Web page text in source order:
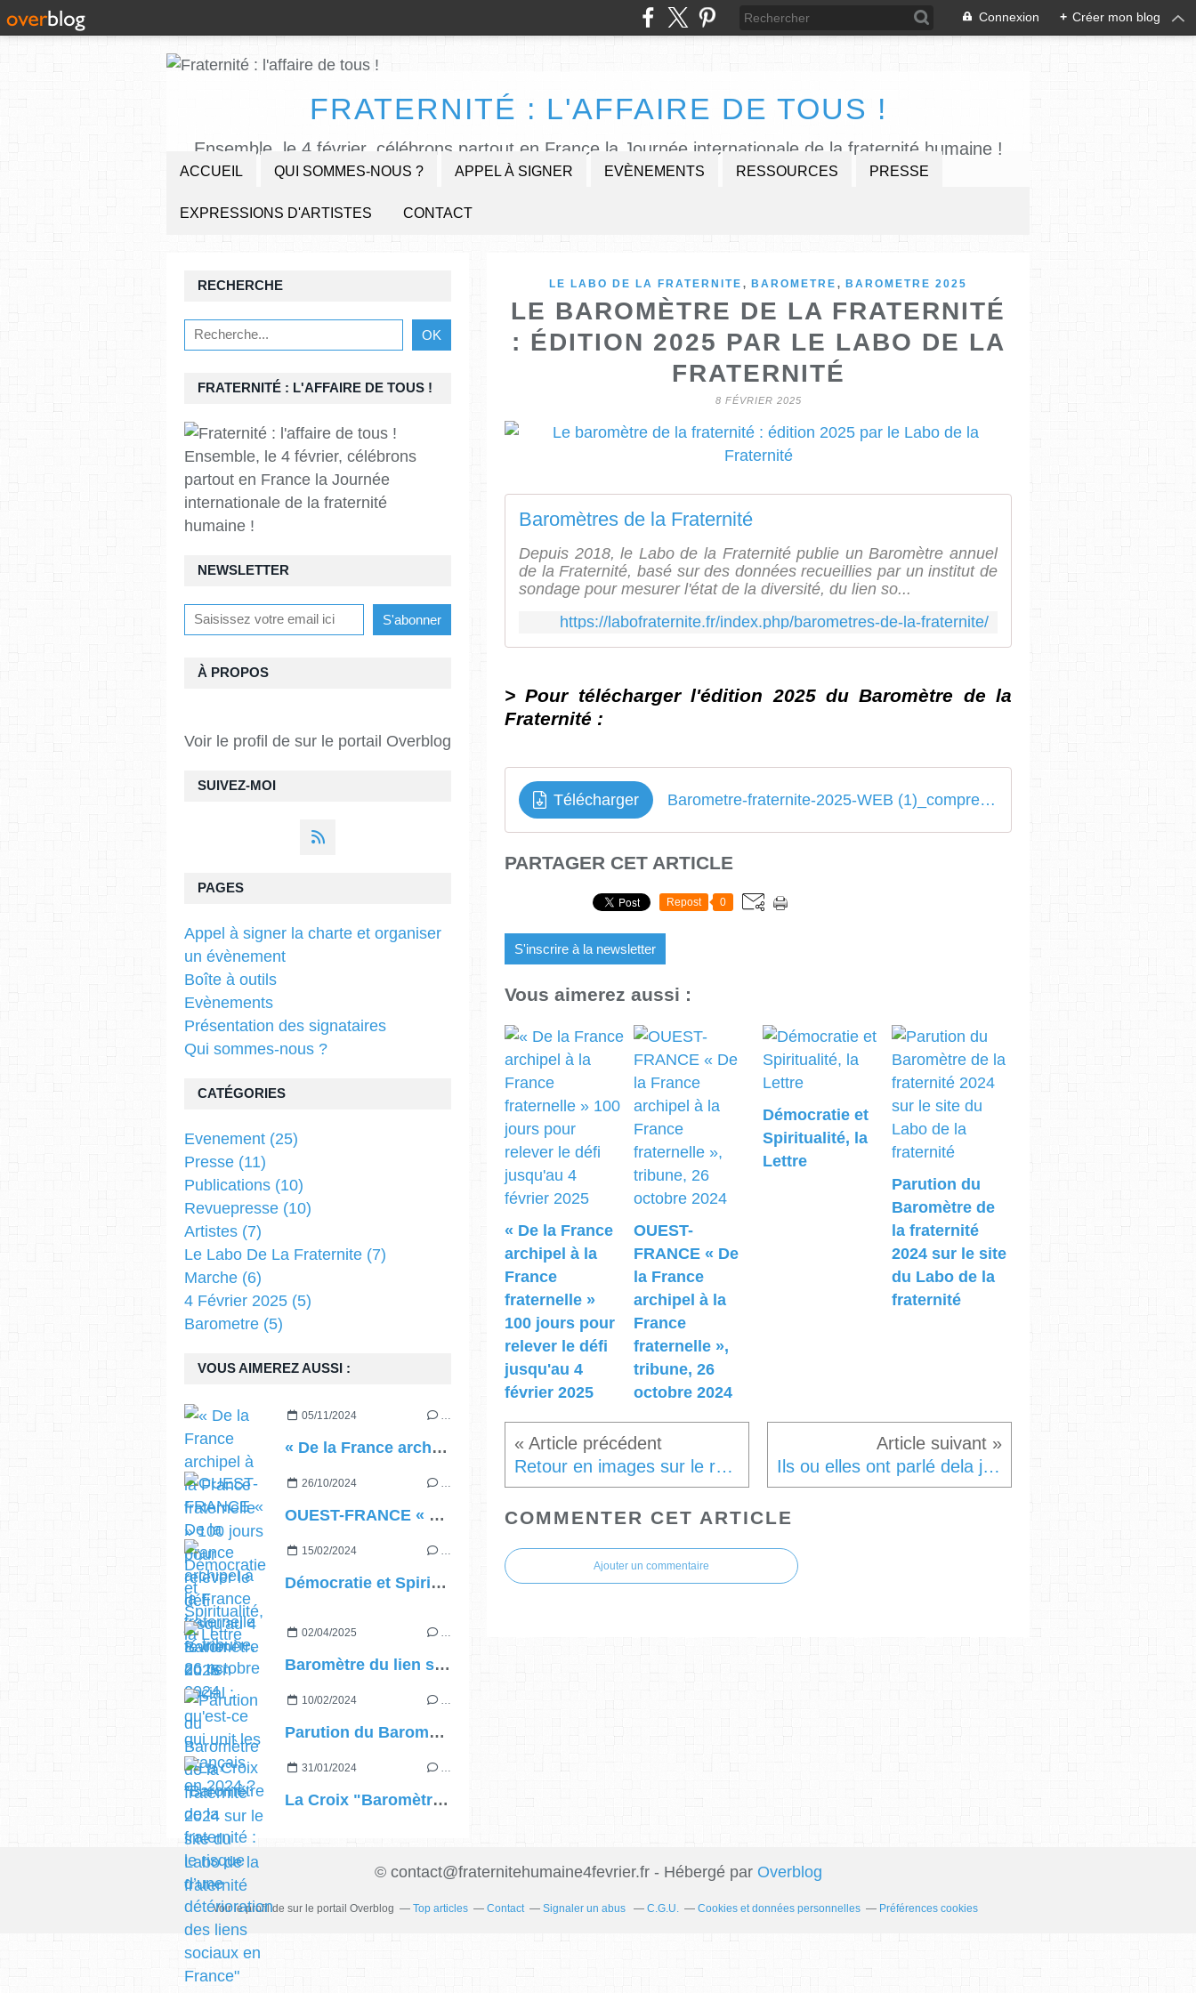
Connexion + Créer mon blog
FRATERNITÉ : L'AFFAIRE DE TOUS !
Ensemble, le 4 février, célébrons partout en France la Journée internationale de la fraternité humaine !
ACCUEIL QUI SOMMES-NOUS ? APPEL À SIGNER EVÈNEMENTS RESSOURCES PRESSE
EXPRESSIONS D'ARTISTES CONTACT
LE LABO DE LA FRATERNITE , BAROMETRE , BAROMETRE 2025
LE BAROMÈTRE DE LA FRATERNITÉ
: ÉDITION 2025 PAR LE LABO DE LA
FRATERNITÉ
8 FÉVRIER 2025
Baromètres de la Fraternité
Depuis 2018, le Labo de la Fraternité publie un Baromètre annuel
de la Fraternité, basé sur des données recueillies par un institut de
sondage pour mesurer l'état de la diversité, du lien so...
https://labofraternite.fr/index.php/barometres-de-la-fraternite/
> Pour télécharger l'édition 2025 du Baromètre de la
Fraternité :
Télécharger Barometre-fraternite-2025-WEB (1)_compressed
PARTAGER CET ARTICLE
Repost 0
S'inscrire à la newsletter
Vous aimerez aussi :
« De la France
archipel à la
France
fraternelle »
100 jours pour
relever le défi
jusqu'au 4
février 2025
OUEST-
FRANCE « De
la France
archipel à la
France
fraternelle »,
tribune, 26
octobre 2024
Démocratie et
Spiritualité, la
Lettre
Parution du
Baromètre de
la fraternité
2024 sur le site
du Labo de la
fraternité
Retour en images sur le rassemblement le 4 février 2025 à 13h à la Grande Arche de la Fraternité (La Défense) Ils ou elles ont parlé dela journée internationale de la fraternité humaine 2025
COMMENTER CET ARTICLE
Ajouter un commentaire
NEWSLETTER
SUIVEZ-MOI
RECHERCHE
FRATERNITÉ : L'AFFAIRE DE TOUS !
Ensemble, le 4 février, célébrons
partout en France la Journée
internationale de la fraternité
humaine !
À PROPOS
Voir le profil de sur le portail Overblog
VOUS AIMEREZ AUSSI :
05/11/2024 …
« De la France archipel à la France fraternelle » 100 jours pour relever le défi jusqu'au 4 février 2025
26/10/2024 …
OUEST-FRANCE « De la France archipel à la France fraternelle », tribune, 26 octobre 2024
15/02/2024 …
Démocratie et Spiritualité, la Lettre
02/04/2025 …
Baromètre du lien social : qu'est-ce qui unit les Français en 2024 ?
10/02/2024 …
Parution du Baromètre de la fraternité 2024 sur le site du Labo de la fraternité
31/01/2024 …
La Croix "Baromètre de la fraternité : le risque d’une détérioration des liens sociaux en France" Par Lou Hospital
PAGES
Appel à signer la charte et organiser
un évènement
Boîte à outils
Evènements
Présentation des signataires
Qui sommes-nous ?
CATÉGORIES
Evenement (25)
Presse (11)
Publications (10)
Revuepresse (10)
Artistes (7)
Le Labo De La Fraternite (7)
Marche (6)
4 Février 2025 (5)
Barometre (5)
© contact@fraternitehumaine4fevrier.fr - Hébergé par Overblog
Voir le profil de sur le portail Overblog Top articles Contact Signaler un abus C.G.U. Cookies et données personnelles Préférences cookies